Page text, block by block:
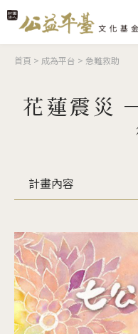
您在這裡
首頁 > 成為平台 > 急難救助
花蓮震災